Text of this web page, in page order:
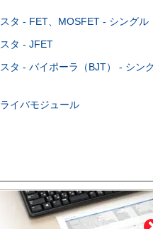
スタ - FET、MOSFET - シングル
タ - JFET
スタ - バイポーラ（BJT） - シン
イバモジュール